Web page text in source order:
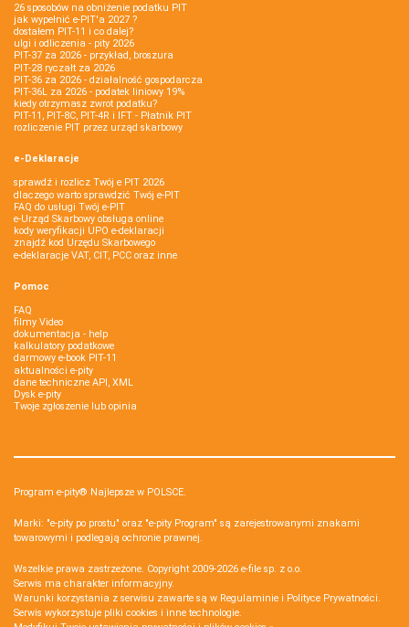
26 sposobów na obniżenie podatku PIT
jak wypełnić e-PIT'a 2027 ?
dostałem PIT-11 i co dalej?
ulgi i odliczenia - pity 2026
PIT-37 za 2026 - przykład, broszura
PIT-28 ryczałt za 2026
PIT-36 za 2026 - działalność gospodarcza
PIT-36L za 2026 - podatek liniowy 19%
kiedy otrzymasz zwrot podatku?
PIT-11, PIT-8C, PIT-4R i IFT - Płatnik PIT
rozliczenie PIT przez urząd skarbowy
e-Deklaracje
sprawdź i rozlicz Twój e PIT 2026
dlaczego warto sprawdzić Twój e-PIT
FAQ do usługi Twój e-PIT
e-Urząd Skarbowy obsługa online
kody weryfikacji UPO e-deklaracji
znajdź kod Urzędu Skarbowego
e-deklaracje VAT, CIT, PCC oraz inne
Pomoc
FAQ
filmy Video
dokumentacja - help
kalkulatory podatkowe
darmowy e-book PIT-11
aktualności e-pity
dane techniczne API, XML
Dysk e-pity
Twoje zgłoszenie lub opinia
Program e-pity® Najlepsze w POLSCE.
Marki: "e-pity po prostu" oraz "e-pity Program" są zarejestrowanymi znakami
towarowymi i podlegają ochronie prawnej.
Wszelkie prawa zastrzeżone. Copyright 2009-2026 e-file sp. z o.o.
Serwis ma charakter informacyjny.
Warunki korzystania z serwisu zawarte są w Regulaminie i Polityce Prywatności.
Serwis wykorzystuje pliki cookies i inne technologie.